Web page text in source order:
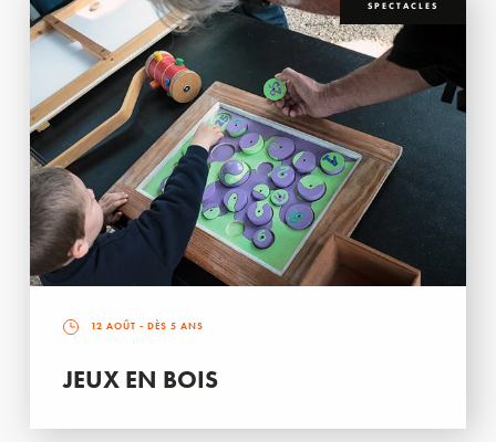
SPECTACLES
12 AOÛT - DÈS 5 ANS
JEUX EN BOIS